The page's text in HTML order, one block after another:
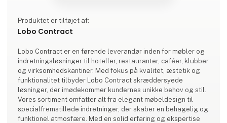
Produktet er tilføjet af:
Lobo Contract
Lobo Contract er en førende leverandør inden for møbler og
indretningsløsninger til hoteller, restauranter, caféer, klubber
og virksomhedskantiner. Med fokus på kvalitet, æstetik og
funktionalitet tilbyder Lobo Contract skræddersyede
løsninger, der imødekommer kundernes unikke behov og stil.
Vores sortiment omfatter alt fra elegant møbeldesign til
specialfremstillede indretninger, der skaber en behagelig og
funktionel atmosfære. Med en solid erfaring og ekspertise